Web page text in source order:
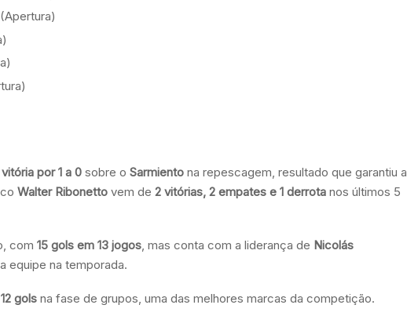
vitória por 1 a 0 sobre o Sarmiento na repescagem, resultado que garantiu a
Walter Ribonetto vem de 2 vitórias, 2 empates e 1 derrota nos últimos 5
com 15 gols em 13 jogos , mas conta com a liderança de Nicolás
equipe na temporada.
12 gols na fase de grupos, uma das melhores marcas da competição.